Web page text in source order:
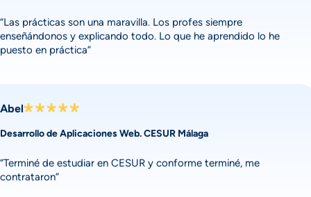
“Las prácticas son una maravilla. Los profes siempre
enseñándonos y explicando todo. Lo que he aprendido lo he
puesto en práctica”
Abel
Desarrollo de Aplicaciones Web. CESUR Málaga
“Terminé de estudiar en CESUR y conforme terminé, me
contrataron”